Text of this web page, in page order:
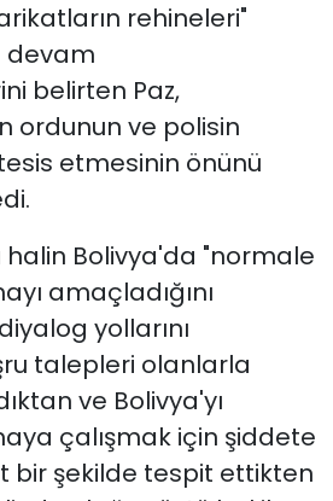
rehineleri"
devam
belirten Paz,
ordunun ve polisin
etmesinin önünü
halin Bolivya'da "normale
amaçladığını
yollarını
talepleri olanlarla
ve Bolivya'yı
çalışmak için şiddete
bir şekilde tespit ettikten